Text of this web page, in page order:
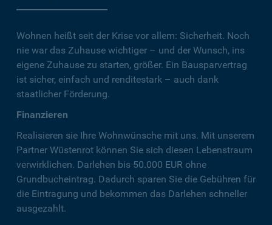
Wohnen heißt seit der Krise vor allem: Sicherheit. Noch
nie war das Zuhause wichtiger – und der Wunsch, ins
eigene Zuhause zu starten, größer. Ein Bausparvertrag
ist sicher, einfach und renditestark – auch dank
staatlicher Förderung.
Finanzieren
Realisieren sie Ihre Wohnwünsche mit uns. Mit unserem
Partner Wüstenrot können Sie sich diesen Lebenstraum
verwirklichen. Darlehen bis 50.000 EUR ohne
Grundbucheintrag. Dadurch sparen Sie die Gebühren für
die Eintragung und bekommen das Darlehen schneller
ausgezahlt.